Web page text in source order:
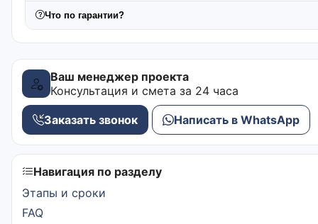
Что по гарантии?
Ваш менеджер проекта
Консультация и смета за 24 часа
Заказать звонок Написать в WhatsApp
Навигация по разделу
Этапы и сроки
FAQ